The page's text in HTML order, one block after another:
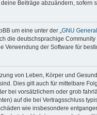
Beiträge abzuändern,
um eine unter der „GNU
die deutschsprachige
Verwendung der Software für
von Leben, Körper und
Dies gilt auch für mittelbare
bei vorsätzlichem oder grob
auf die bei Vertragsschluss
wie insbesondere